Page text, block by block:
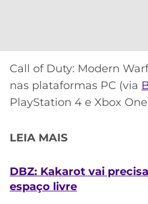
Call of Duty: Modern
nas plataformas PC (via
PlayStation 4 e Xbox
LEIA MAIS
DBZ: Kakarot vai
espaço livre